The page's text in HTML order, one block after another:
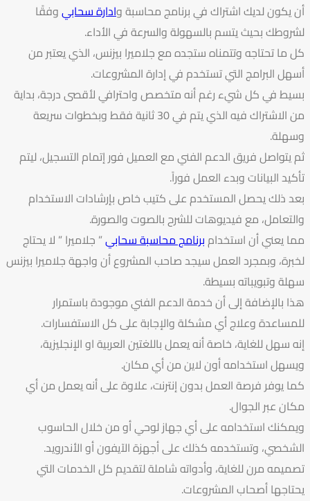
أن يكون لديك اشتراك في برنامج محاسبة وادارة سحابيوفقًا
لشروطك بحيث يتسم بالسهولة والسرعة في الأداء.
كل ما تحتاجه وتتمناه ستجده مع جلاميرا بيزنس، الذي يعتبر من
أسهل البرامج التي تستخدم في إدارة المشروعات.
بسيط في كل شيء رغم أنه متخصص واحترافي لأقصى درجة، بداية
من الاشتراك فيه الذي يتم في 30 ثانية فقط وبخطوات سريعة
وسهلة.
ثم يتواصل فريق الدعم الفني مع العميل فور إتمام التسجيل، ليتم
تأكيد البيانات وبدء العمل فوراً.
بعد ذلك يحصل المستخدم على كتيب خاص بإرشادات الاستخدام
والتعامل، مع فيديوهات للشرح بالصوت والصورة.
مما يعني أن استخدامبرنامج محاسبة سحابي” جلاميرا ” لا يحتاج
لخبرة، وبمجرد العمل سيجد صاحب المشروع أن واجهة جلاميرا بيزنس
سهلة وتبويباته بسيطة.
هذا بالإضافة إلى أن خدمة الدعم الفني موجودة باستمرار
للمساعدة وعلاج أي مشكلة والإجابة على كل الاستفسارات.
إنه سهل للغاية، خاصة أنه يعمل باللغتين العربية او الإنجليزية،
ويسهل استخدامه أون لاين من أي مكان.
كما يوفر فرصة العمل بدون إنترنت، علاوة على أنه يعمل من أي
مكان عبر الجوال.
ويمكنك استخدامه على أي جهاز لوحي أو من خلال الحاسوب
الشخصي، وتستخدمه كذلك على أجهزة الآيفون أو الأندرويد.
تصميمه مرن للغاية، وأدواته شاملة لتقديم كل الخدمات التي
يحتاجها أصحاب المشروعات.